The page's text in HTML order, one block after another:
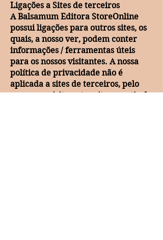
Ligações a Sites de terceiros
A Balsamum Editora StoreOnline
possui ligações para outros sites, os
quais, a nosso ver, podem conter
informações / ferramentas úteis
para os nossos visitantes. A nossa
política de privacidade não é
aplicada a sites de terceiros, pelo
que, caso visite outro site a partir do